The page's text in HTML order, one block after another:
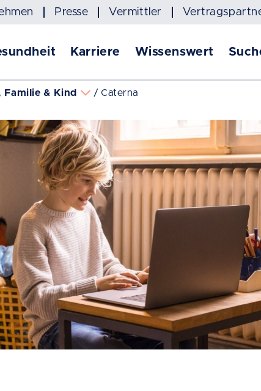
Presse Vermittler
Karriere Wissenswert
Familie & Kind Caterna